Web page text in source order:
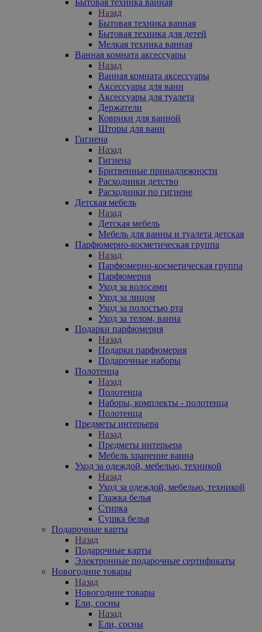
Назад
Бытовая техника ванная
Бытовая техника для детей
Мелкая техника ванная
Ванная комната аксессуары
Назад
Ванная комната аксессуары
Аксессуары для ванн
Аксессуары для туалета
Держатели
Коврики для ванной
Шторы для ванн
Гигиена
Назад
Гигиена
Бритвенные принадлежности
Расходники детство
Расходники по гигиене
Детская мебель
Назад
Детская мебель
Мебель для ванны и туалета детская
Парфюмерно-косметическая группа
Назад
Парфюмерно-косметическая группа
Парфюмерия
Уход за волосами
Уход за лицом
Уход за полостью рта
Уход за телом, ванна
Подарки парфюмерия
Назад
Подарки парфюмерия
Подарочные наборы
Полотенца
Назад
Полотенца
Наборы, комплекты - полотенца
Полотенца
Предметы интерьера
Назад
Предметы интерьера
Мебель хранение ванна
Уход за одеждой, мебелью, техникой
Назад
Уход за одеждой, мебелью, техникой
Глажка белья
Стирка
Сушка белья
Подарочные карты
Назад
Подарочные карты
Электронные подарочные сертификаты
Новогодние товары
Назад
Новогодние товары
Ели, сосны
Назад
Ели, сосны